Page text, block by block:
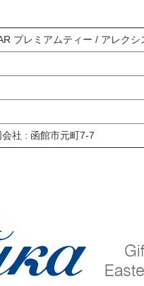
プレミアムティー / アレクシ
社 : 函館市元町7-7